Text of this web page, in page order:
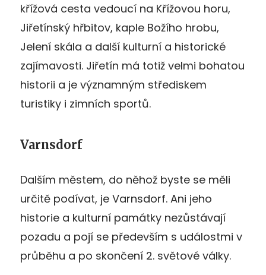
křížová cesta vedoucí na Křížovou horu,
Jiřetínský hřbitov, kaple Božího hrobu,
Jelení skála a další kulturní a historické
zajímavosti. Jiřetín má totiž velmi bohatou
historii a je významným střediskem
turistiky i zimních sportů.
Varnsdorf
Dalším městem, do něhož byste se měli
určitě podívat, je Varnsdorf. Ani jeho
historie a kulturní památky nezůstávají
pozadu a pojí se především s událostmi v
průběhu a po skončení 2. světové války.